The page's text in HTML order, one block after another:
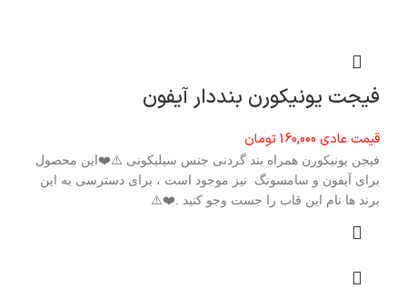
فیجت یونیکورن بنددار آیفون
قیمت عادی160,000تومان
فیجن یونیکورن همراه بند گردنی جنس سیلیکونی ⚠️❤️این محصول
برای آیفون و سامسونگ نیز موجود است ، برای دسترسی به این
برند ها نام این قاب را جست وجو کنید .❤️⚠️